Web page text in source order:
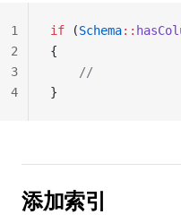
if (Schema::
{
	//
}
1
2
3
4
添加索引